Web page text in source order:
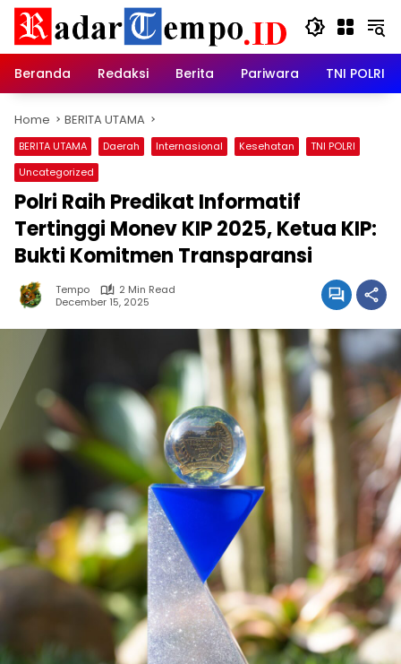
Skip
content
Beranda
Redaksi Berita Pariwara TNI POLRI
Home BERITA UTAMA
BERITA UTAMA Daerah Internasional Kesehatan
TNI POLRI
Uncategorized
Polri Raih Predikat Informatif
Tertinggi Monev KIP 2025, Ketua KIP:
Bukti Komitmen Transparansi
Tempo
2 Min Read
December 15, 2025